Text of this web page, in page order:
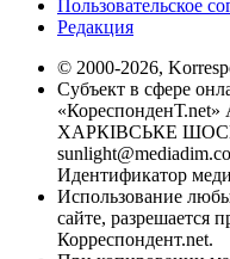
Пользовательское
Редакция
© 2000-2026,
Субъект в сфере
«КореспонденТ.net»
ХАРКІВСЬКЕ ШОСЕ,
Идентификатор
Использование
сайте, разрешается
Корреспондент.net.